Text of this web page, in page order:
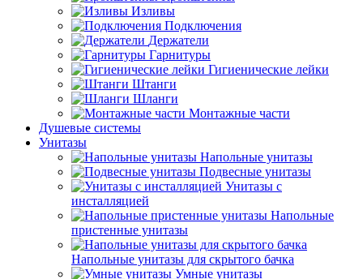
Изливы
Подключения
Держатели
Гарнитуры
Гигиенические лейки
Штанги
Шланги
Монтажные части
Душевые системы
Унитазы
Напольные унитазы
Подвесные унитазы
Унитазы с
инсталляцией
Напольные
пристенные унитазы
Напольные унитазы для скрытого бачка
Умные унитазы